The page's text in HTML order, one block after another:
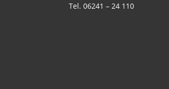
Tel. 06241 – 24 110